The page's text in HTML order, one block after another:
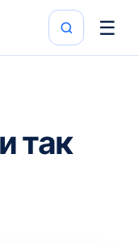
☰
так